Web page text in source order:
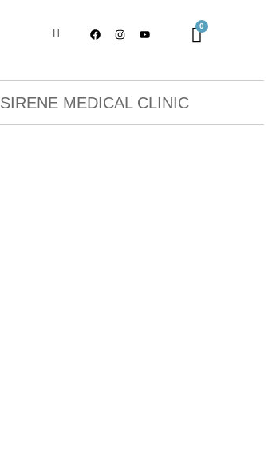
SIRENE MEDICAL CLINIC